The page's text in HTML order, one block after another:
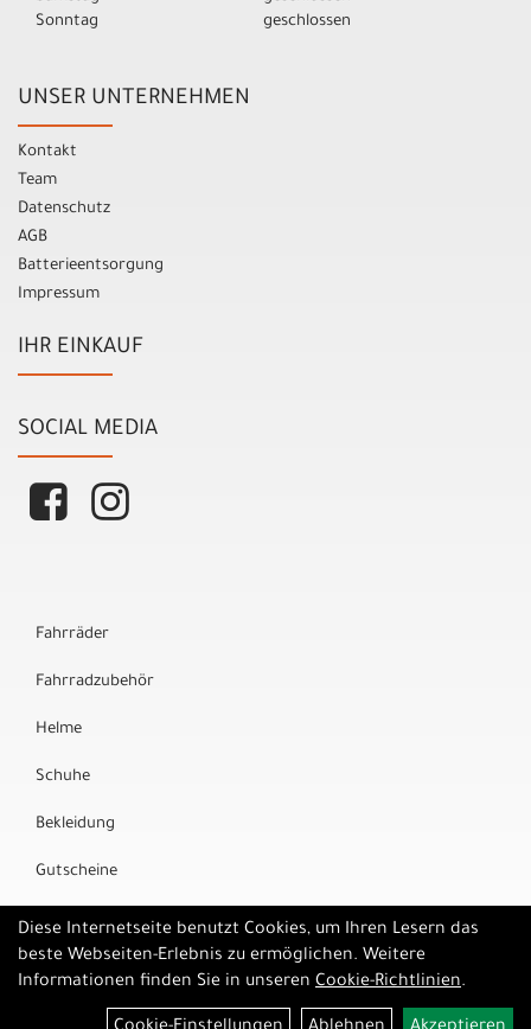
Sonntag
geschlossen
UNSER UNTERNEHMEN
Kontakt
Team
Datenschutz
AGB
Batterieentsorgung
Impressum
IHR EINKAUF
SOCIAL MEDIA
Fahrräder
Fahrradzubehör
Helme
Schuhe
Bekleidung
Gutscheine
Marken
Diese Internetseite benutzt Cookies, um Ihren Lesern das
beste Webseiten-Erlebnis zu ermöglichen. Weitere
Informationen finden Sie in unseren Cookie-Richtlinien.